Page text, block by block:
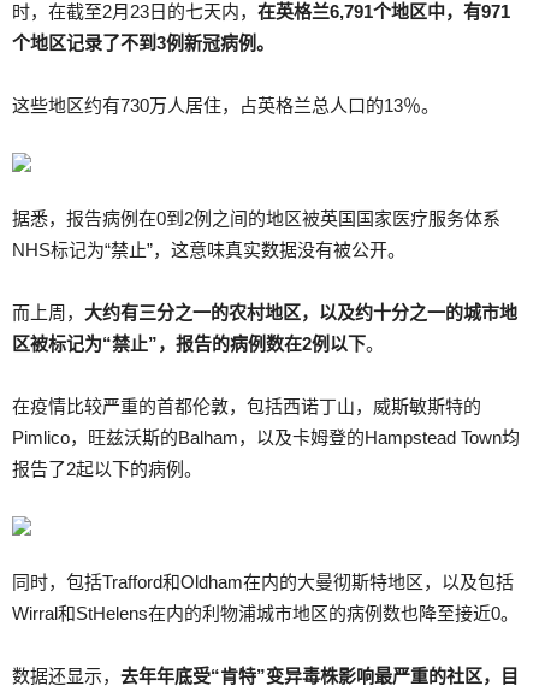
时，在截至2月23日的七天内， 在英格兰6,791个地区中，有971
个地区记录了不到3例新冠病例。
这些地区约有730万人居住，占英格兰总人口的13％。
据悉，报告病例在0到2例之间的地区被英国国家医疗服务体系
NHS标记为“禁止”，这意味真实数据没有被公开。
而上周， 大约有三分之一的农村地区，以及约十分之一的城市地
区被标记为“禁止”，报告的病例数在2例 以下。
在疫情比较严重的首都伦敦，包括西诺丁山，威斯敏斯特的
Pimlico，旺兹沃斯的Balham，以及卡姆登的Hampstead Town均
报告了2起以下的病例。
同时，包括Trafford和Oldham在内的大曼彻斯特地区，以及包括
Wirral和StHelens在内的利物浦城市地区的病例数也降至接近0。
数据还显示， 去年年底受“肯特”变异毒株影响最严重的社区，目